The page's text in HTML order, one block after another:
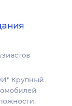
Крупный